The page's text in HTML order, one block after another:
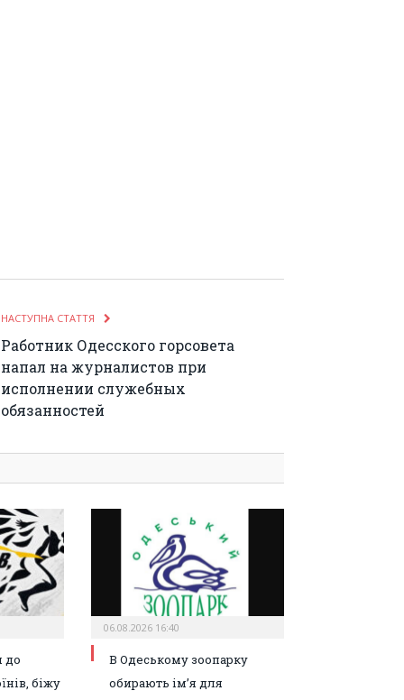
НАСТУПНА СТАТТЯ
Работник Одесского горсовета
напал на журналистов при
исполнении служебных
обязанностей
до
біжу
06.08.2026 16:40
В Одеському зоопарку
обирають ім’я для